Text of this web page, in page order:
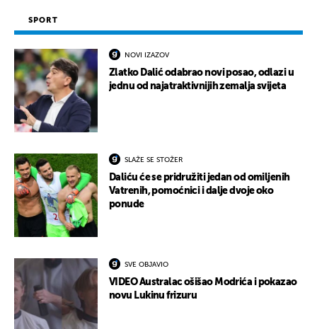
SPORT
NOVI IZAZOV
Zlatko Dalić odabrao novi posao, odlazi u
jednu od najatraktivnijih zemalja svijeta
SLAŽE SE STOŽER
Daliću će se pridružiti jedan od omiljenih
Vatrenih, pomoćnici i dalje dvoje oko
ponude
SVE OBJAVIO
VIDEO Australac ošišao Modrića i pokazao
novu Lukinu frizuru